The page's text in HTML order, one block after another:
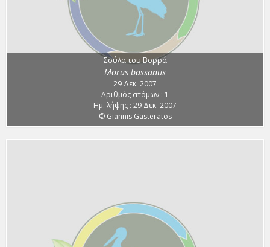
Σούλα του Βορρά
Morus bassanus
29 Δεκ. 2007
Αριθμός ατόμων : 1
Ημ. λήψης : 29 Δεκ. 2007
© Giannis Gasteratos